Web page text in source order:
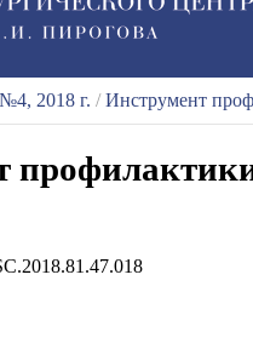
2018 г. /Инструмент